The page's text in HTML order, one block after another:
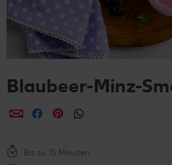
Blaubeer-Minz-
per E-Mail teilen
per Facebook teilen
per Pinterest teilen
Bis zu 15 Minuten